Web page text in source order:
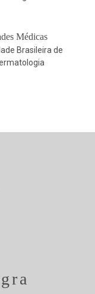
Brasileira de